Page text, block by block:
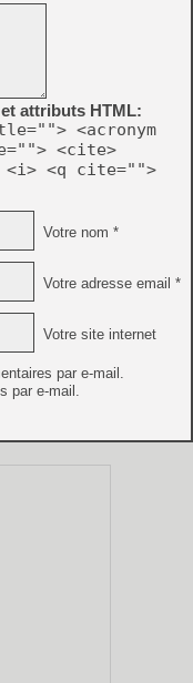
attributs HTML:
<acronym
<cite>
<i> <q cite="">
Votre nom *
Votre adresse email *
Votre site internet
par e-mail.
par e-mail.